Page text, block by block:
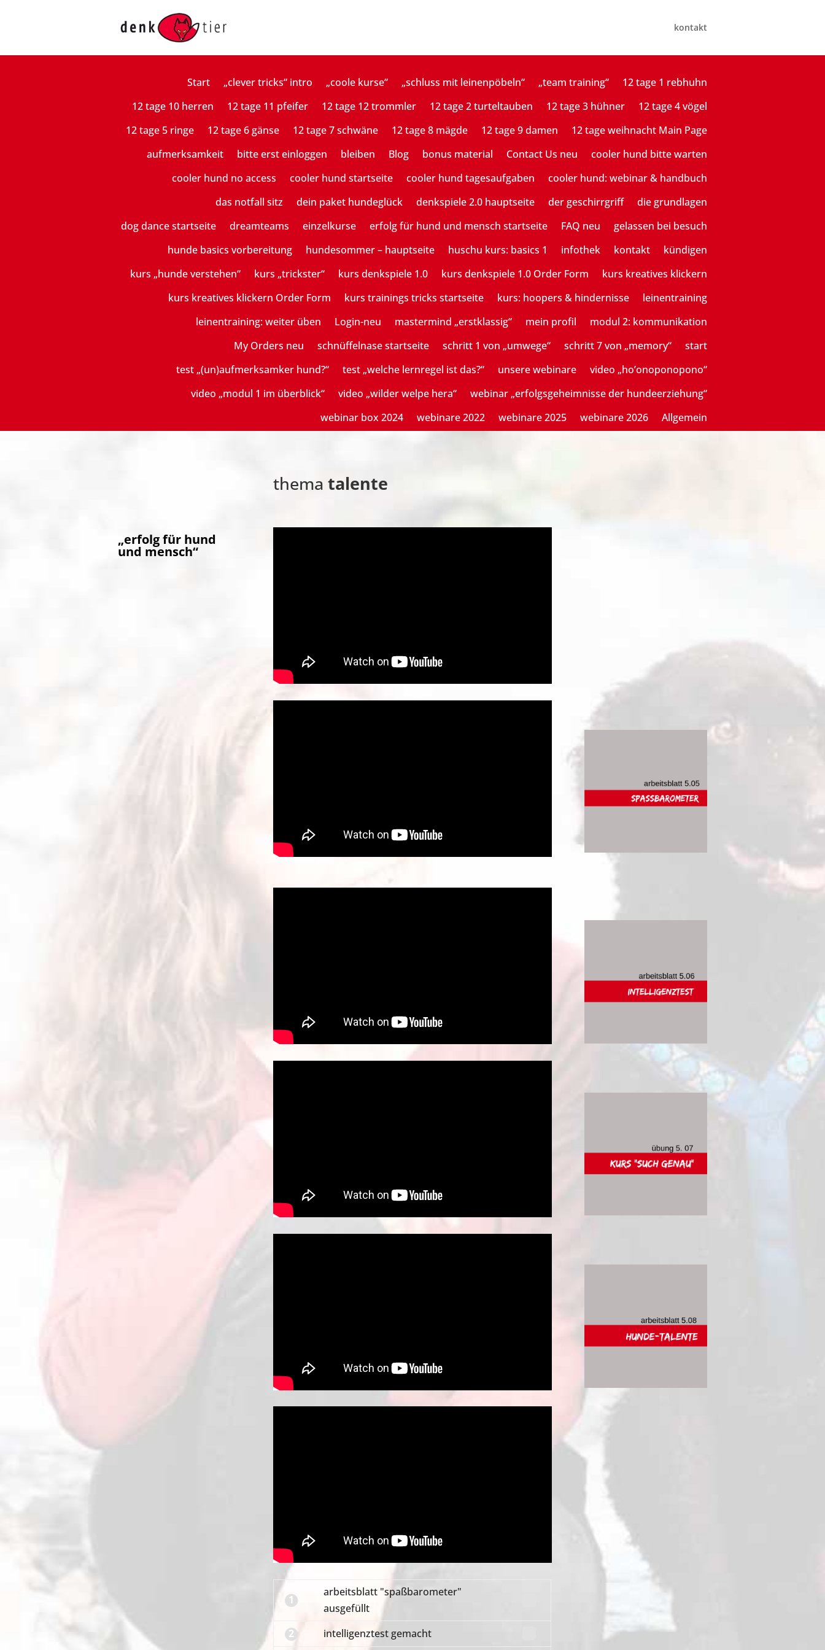
kontakt
Start „clever tricks“ intro „coole kurse“ „schluss mit leinenpöbeln“ „team training“
12 tage 1 rebhuhn
12 tage 10 herren
12 tage 11 pfeifer 12 tage 12 trommler 12 tage 2 turteltauben 12 tage 3 hühner
12 tage 4 vögel
12 tage 5 ringe
12 tage 6 gänse 12 tage 7 schwäne 12 tage 8 mägde 12 tage 9 damen
12 tage weihnacht Main Page
aufmerksamkeit
bitte erst einloggen bleiben Blog bonus material Contact Us neu
cooler hund bitte warten
cooler hund no access
cooler hund startseite cooler hund tagesaufgaben
cooler hund: webinar & handbuch
das notfall sitz
dein paket hundeglück denkspiele 2.0 hauptseite der geschirrgriff
die grundlagen
dog dance startseite
dreamteams einzelkurse erfolg für hund und mensch startseite FAQ neu
gelassen bei besuch
hunde basics vorbereitung
hundesommer – hauptseite huschu kurs: basics 1 infothek kontakt
kündigen
kurs „hunde verstehen“
kurs „trickster“ kurs denkspiele 1.0 kurs denkspiele 1.0 Order Form
kurs kreatives klickern
kurs kreatives klickern Order Form
kurs trainings tricks startseite kurs: hoopers & hindernisse
leinentraining
leinentraining: weiter üben
Login-neu mastermind „erstklassig“ mein profil
modul 2: kommunikation
My Orders neu
schnüffelnase startseite schritt 1 von „umwege“ schritt 7 von „memory“
start
test „(un)aufmerksamker hund?“
test „welche lernregel ist das?“ unsere webinare
video „ho’onoponopono“
video „modul 1 im überblick“
video „wilder welpe hera“
webinar „erfolgsgeheimnisse der hundeerziehung“
webinar box 2024
webinare 2022 webinare 2025 webinare 2026 Allgemein
thematalente
„erfolg für hund
und mensch“
1
arbeitsblatt "spaßbarometer"
ausgefüllt
2
intelligenztest gemacht